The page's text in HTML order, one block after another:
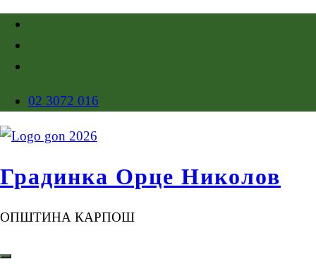
02 3072 016
Градинка Орце Николов
ОПШТИНА КАРПОШ